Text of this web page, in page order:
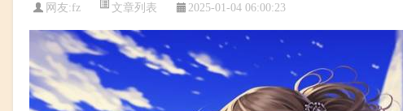
网友:fz 文章列表 2025-01-04 06:00:23